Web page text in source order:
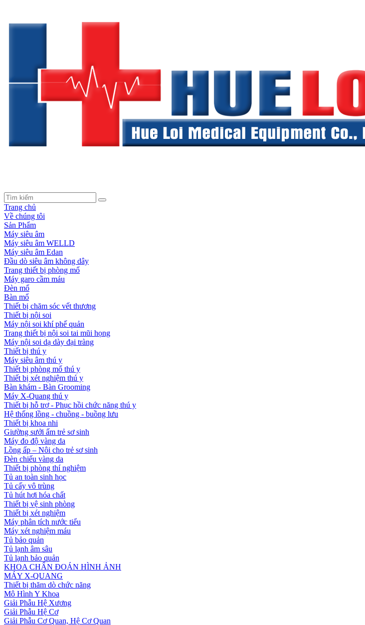
Trang chủ
Về chúng tôi
Sản Phẩm
Máy siêu âm
Máy siêu âm WELLD
Máy siêu âm Edan
Đầu dò siêu âm không dây
Trang thiết bị phòng mổ
Máy garo cầm máu
Đèn mổ
Bàn mổ
Thiết bị chăm sóc vết thương
Thiết bị nội soi
Máy nội soi khí phế quản
Trang thiết bị nội soi tai mũi họng
Máy nội soi dạ dày đại tràng
Thiết bị thú y
Máy siêu âm thú y
Thiết bị phòng mổ thú y
Thiết bị xét nghiệm thú y
Bàn khám - Bàn Grooming
Máy X-Quang thú y
Thiết bị hỗ trợ - Phục hồi chức năng thú y
Hệ thống lồng - chuồng - buồng lưu
Thiết bị khoa nhi
Giường sưởi ấm trẻ sơ sinh
Máy đo độ vàng da
Lồng ấp – Nôi cho trẻ sơ sinh
Đèn chiếu vàng da
Thiết bị phòng thí nghiệm
Tủ an toàn sinh học
Tủ cấy vô trùng
Tủ hút hơi hóa chất
Thiết bị vệ sinh phòng
Thiết bị xét nghiệm
Máy phân tích nước tiểu
Máy xét nghiệm máu
Tủ bảo quản
Tủ lạnh âm sâu
Tủ lạnh bảo quản
KHOA CHẨN ĐOÁN HÌNH ẢNH
MÁY X-QUANG
Thiết bị thăm dò chức năng
Mô Hình Y Khoa
Giải Phẫu Hệ Xương
Giải Phẫu Hệ Cơ
Giải Phẫu Cơ Quan, Hệ Cơ Quan